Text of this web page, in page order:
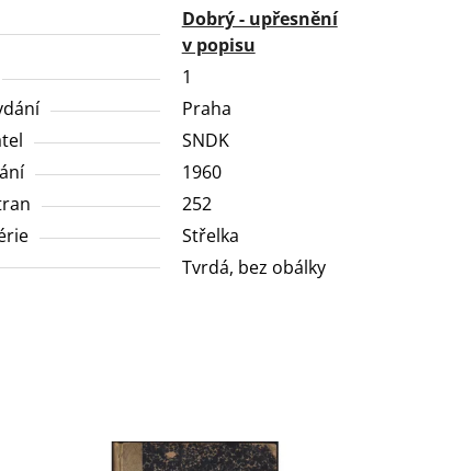
Dobrý - upřesnění
v popisu
1
Praha
SNDK
1960
252
Střelka
Tvrdá, bez obálky